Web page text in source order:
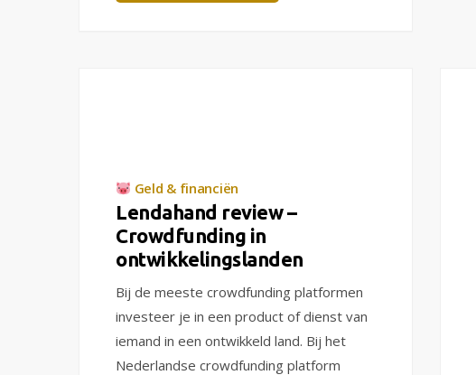
Geld & financiën
Lendahand review –
Crowdfunding in
ontwikkelingslanden
Bij de meeste crowdfunding platformen
investeer je in een product of dienst van
iemand in een ontwikkeld land. Bij het
Nederlandse crowdfunding platform